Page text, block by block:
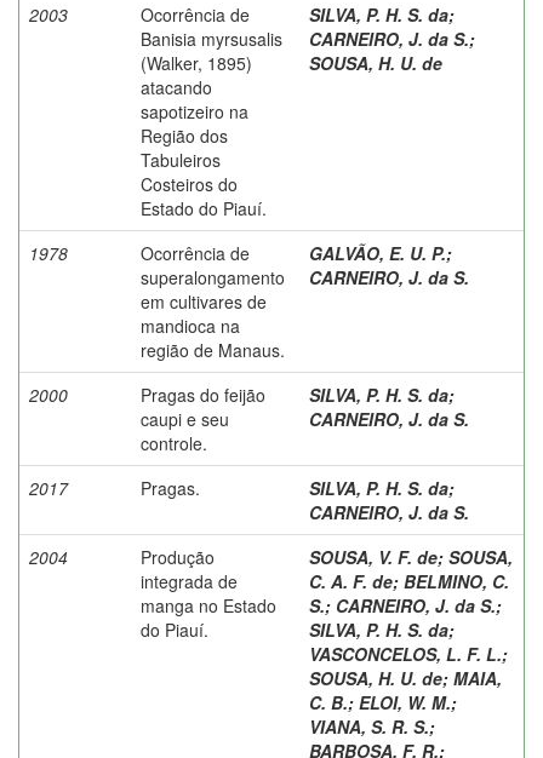
2003
Ocorrência de
Banisia myrsusalis
(Walker, 1895)
atacando
sapotizeiro na
Região dos
Tabuleiros
Costeiros do
Estado do Piauí.
SILVA, P. H. S. da;
CARNEIRO, J. da S.;
SOUSA, H. U. de
1978
Ocorrência de
superalongamento
em cultivares de
mandioca na
região de Manaus.
GALVÃO, E. U. P.;
CARNEIRO, J. da S.
2000
Pragas do feijão
caupi e seu
controle.
SILVA, P. H. S. da;
CARNEIRO, J. da S.
2017 Pragas. SILVA, P. H. S. da;
CARNEIRO, J. da S.
2004
Produção
integrada de
manga no Estado
do Piauí.
SOUSA, V. F. de; SOUSA,
C. A. F. de; BELMINO, C.
S.; CARNEIRO, J. da S.;
SILVA, P. H. S. da;
VASCONCELOS, L. F. L.;
SOUSA, H. U. de; MAIA,
C. B.; ELOI, W. M.;
VIANA, S. R. S.;
BARBOSA, F. R.;